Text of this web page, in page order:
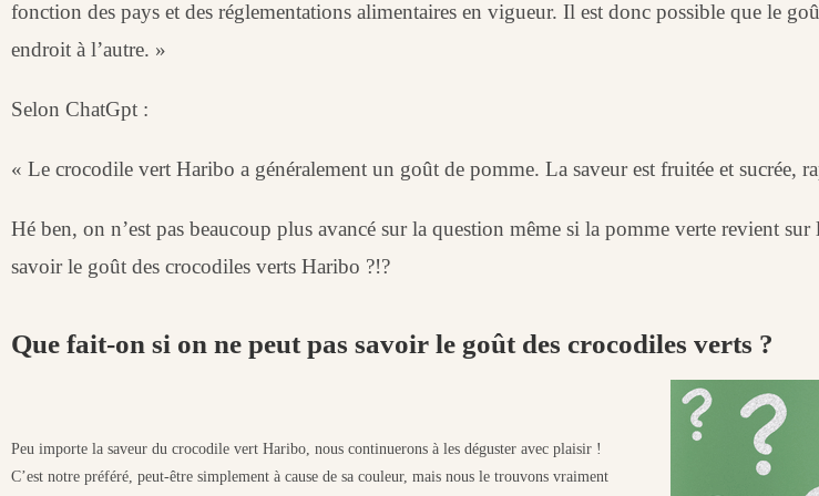
fonction des pays et des réglementations alimentaires en vigueur. Il est donc possible que le
endroit à l’autre. »
Selon ChatGpt :
« Le crocodile vert Haribo a généralement un goût de pomme. La saveur est fruitée et sucrée,
Hé ben, on n’est pas beaucoup plus avancé sur la question même si la pomme verte revient
savoir le goût des crocodiles verts Haribo ?!?
Que fait-on si on ne peut pas savoir le goût des crocodiles verts ?
Peu importe la saveur du crocodile vert Haribo, nous continuerons à les déguster avec plaisir !
C’est notre préféré, peut-être simplement à cause de sa couleur, mais nous le trouvons vraiment